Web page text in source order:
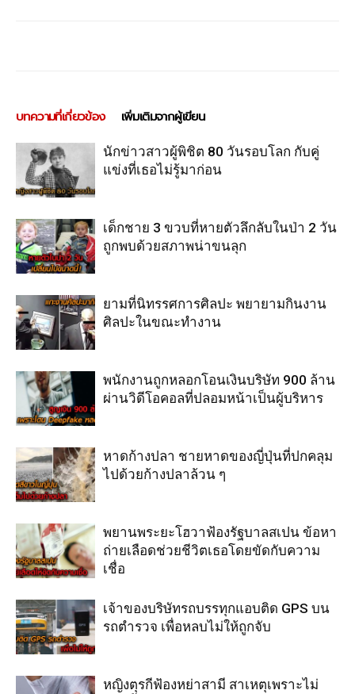
บทความที่เกี่ยวข้อง เพิ่มเติมจากผู้เขียน
นักข่าวสาวผู้พิชิต 80 วันรอบโลก กับคู่
แข่งที่เธอไม่รู้มาก่อน
เด็กชาย 3 ขวบที่หายตัวลึกลับในป่า 2 วัน
ถูกพบด้วยสภาพน่าขนลุก
ยามที่นิทรรศการศิลปะ พยายามกินงาน
ศิลปะในขณะทำงาน
พนักงานถูกหลอกโอนเงินบริษัท 900 ล้าน
ผ่านวิดีโอคอลที่ปลอมหน้าเป็นผู้บริหาร
หาดก้างปลา ชายหาดของญี่ปุ่นที่ปกคลุม
ไปด้วยก้างปลาล้วน ๆ
พยานพระยะโฮวาฟ้องรัฐบาลสเปน ข้อหา
ถ่ายเลือดช่วยชีวิตเธอโดยขัดกับความ
เชื่อ
เจ้าของบริษัทรถบรรทุกแอบติด GPS บน
รถตำรวจ เพื่อหลบไม่ให้ถูกจับ
หญิงตุรกีฟ้องหย่าสามี สาเหตุเพราะไม่